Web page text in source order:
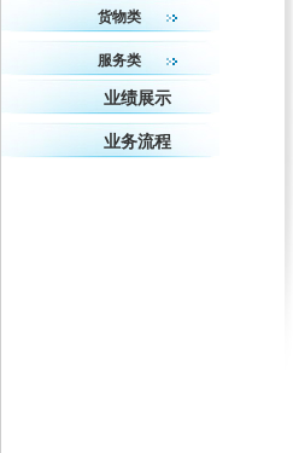
货物类
服务类
业绩展示
业务流程